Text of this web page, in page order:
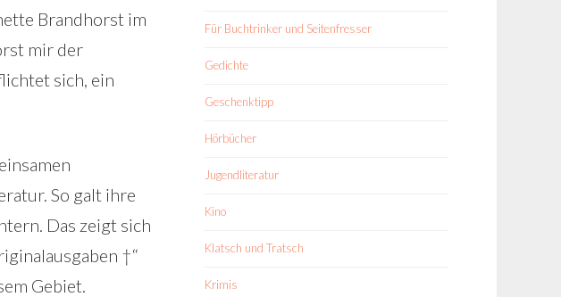
Brandhorst im
mir der
sich, ein
So galt ihre
Das zeigt sich
†“
Gebiet.
Für Buchtrinker und Seitenfresser
Gedichte
Geschenktipp
Hörbücher
Jugendliteratur
Kino
Klatsch und Tratsch
Krimis